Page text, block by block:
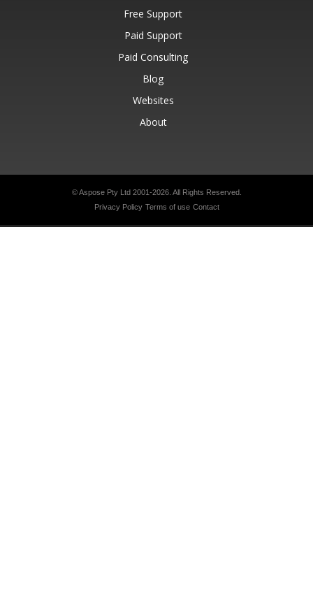
Free Support
Paid Support
Paid Consulting
Blog
Websites
About
© Aspose Pty Ltd 2001-2026. All Rights Reserved.
Privacy Policy Terms of use Contact